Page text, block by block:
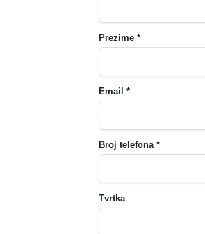
Prezime *
Email *
Broj telefona *
Tvrtka